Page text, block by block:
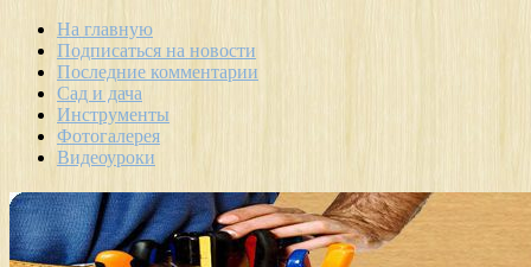
На главную
Подписаться на новости
Последние комментарии
Сад и дача
Инструменты
Фотогалерея
Видеоуроки